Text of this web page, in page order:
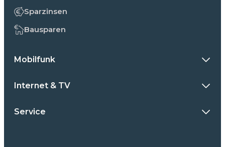
Sparzinsen
Bausparen
Mobilfunk
Internet & TV
Service